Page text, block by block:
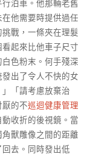
泊車。他那輛老舊
他需要時提供過任
戰，一條夾在理髮
起來比他車子尺寸
色粉末。何手殘深
出了令人不快的女
「請考慮放棄治
的不巡迴健康管理
收折的後視鏡。當
獸雕像之間的距離
去。同時發出低